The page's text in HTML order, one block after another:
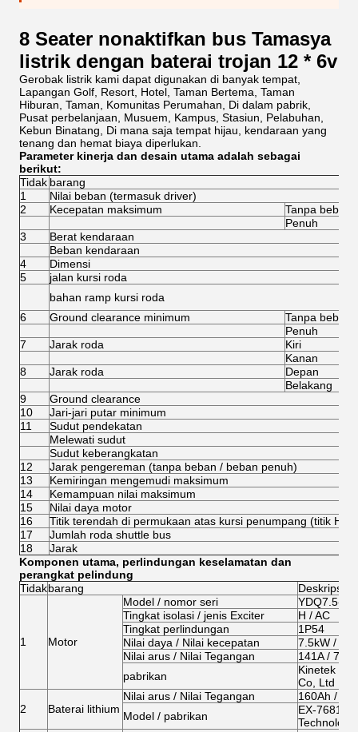
8 Seater nonaktifkan bus Tamasya
listrik dengan baterai trojan 12 * 6v
Gerobak listrik kami dapat digunakan di banyak tempat,
Lapangan Golf, Resort, Hotel, Taman Bertema, Taman
Hiburan, Taman, Komunitas Perumahan, Di dalam pabrik,
Pusat perbelanjaan, Musuem, Kampus, Stasiun, Pelabuhan,
Kebun Binatang, Di mana saja tempat hijau, kendaraan yang
tenang dan hemat biaya diperlukan.
Parameter kinerja dan desain utama adalah sebagai
berikut:
Tidak barang
1
Nilai beban (termasuk driver)
2
Kecepatan maksimum
Tanpa beban
Penuh
3
Berat kendaraan
Beban kendaraan
4
Dimensi
5
jalan kursi roda
bahan ramp kursi roda
6
Ground clearance minimum
Tanpa beban
Penuh
7
Jarak roda
Kiri
Kanan
8
Jarak roda
Depan
Belakang
9
Ground clearance
10
Jari-jari putar minimum
11
Sudut pendekatan
Melewati sudut
Sudut keberangkatan
12
Jarak pengereman (tanpa beban / beban penuh)
13
Kemiringan mengemudi maksimum
14
Kemampuan nilai maksimum
15
Nilai daya motor
16
Titik terendah di permukaan atas kursi penumpang (titik H)
17
Jumlah roda shuttle bus
18
Jarak
Komponen utama, perlindungan keselamatan dan
perangkat pelindung
Tidakbarang Deskripsi
1 Motor
Model / nomor seri
YDQ7.5-4-
Tingkat isolasi / jenis Exciter
H / AC
Tingkat perlindungan
1P54
Nilai daya / Nilai kecepatan
7.5kW /
Nilai arus / Nilai Tegangan
141A / 72V
pabrikan
Kinetek
Co, Ltd
2 Baterai lithium
Nilai arus / Nilai Tegangan
160Ah /
Model / pabrikan
EX-